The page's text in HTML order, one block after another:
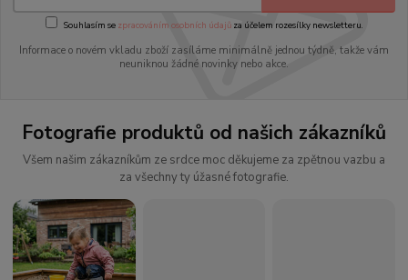
Souhlasím se zpracováním osobních údajůza účelem rozesílky newsletteru.
Informace o novém vkladu zboží zasíláme minimálně jednou týdně, takže vám
neuniknou žádné novinky nebo akce.
Fotografie produktů od našich zákazníků
Všem našim zákazníkům ze srdce moc děkujeme za zpětnou vazbu a
za všechny ty úžasné fotografie.